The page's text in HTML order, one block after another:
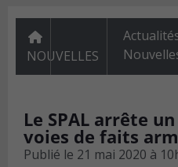
NOUVELLES
Le SPAL arrête
voies de faits
Publié le 21 mai 2020 à